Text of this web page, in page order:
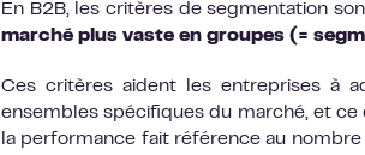
En B2B, les critères de segmentation
marché plus vaste en groupes (=
Ces critères aident les entreprises à
ensembles spécifiques du marché, et ce
la performance fait référence au